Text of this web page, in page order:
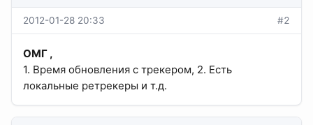
2012-01-28 20:33 #2
ОМГ ,
1. Время обновления с трекером, 2. Есть
локальные ретрекеры и т.д.